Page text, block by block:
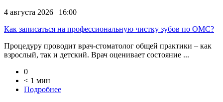
4 августа 2026 | 16:00
Как записаться на профессиональную чистку зубов по ОМС?
Процедуру проводит врач-стоматолог общей практики – как
взрослый, так и детский. Врач оценивает состояние ...
0
< 1 мин
Подробнее